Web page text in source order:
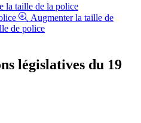
la taille de la police
Augmenter la taille de
législatives du 19